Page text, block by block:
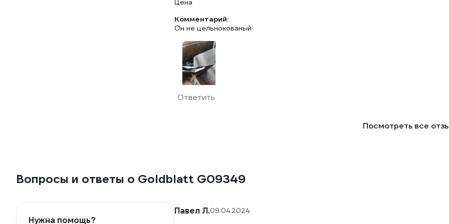
Цена
Комментарий:
Он не цельнокованый
Ответить
Посмотреть все
Вопросы и ответы о Goldblatt G09349
Нужна помощь?
Павел Л.09.04.2024